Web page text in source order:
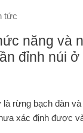
tức
năng và
đỉnh núi
rừng bạch đàn
xác định được